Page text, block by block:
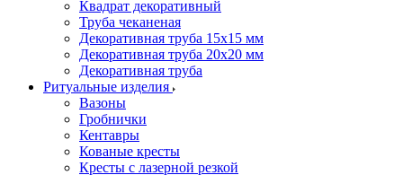
Квадрат декоративный
Труба чеканеная
Декоративная труба 15х15 мм
Декоративная труба 20х20 мм
Декоративная труба
Ритуальные изделия
Вазоны
Гробнички
Кентавры
Кованые кресты
Кресты с лазерной резкой